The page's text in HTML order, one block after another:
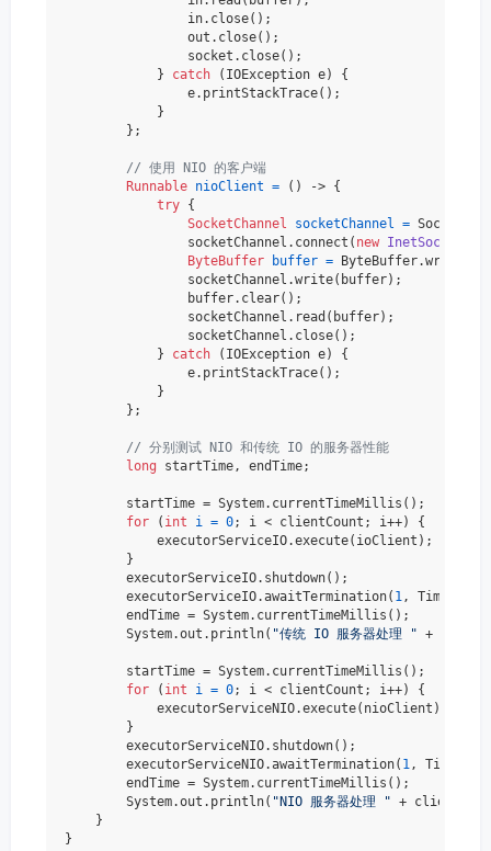
                in.close();
                out.close();
                socket.close();
            }
catch (IOException e) {
                e.printStackTrace();
            }
        };
// 使用 NIO 的客户端
Runnable nioClient = () -> {
try {
SocketChannel
socketChannel =
                socketChannel.connect(
new
ByteBuffer
buffer = ByteBuffer.wrap(
                socketChannel.write(buffer);
                buffer.clear();
                socketChannel.read(buffer);
                socketChannel.close();
            }
catch (IOException e) {
                e.printStackTrace();
            }
        };
// 分别测试 NIO 和传统 IO 的服务器性能
long startTime, endTime;
        startTime = System.currentTimeMillis();
for ( int i = 0; i < clientCount; i++) {
            executorServiceIO.execute(ioClient);
        }
        executorServiceIO.shutdown();
        executorServiceIO.awaitTermination(
1,
        endTime = System.currentTimeMillis();
        System.out.println(
"传统 IO 服务器处理 " +
        startTime = System.currentTimeMillis();
for ( int i = 0; i < clientCount; i++) {
            executorServiceNIO.execute(nioClient);
        }
        executorServiceNIO.shutdown();
        executorServiceNIO.awaitTermination(
1,
        endTime = System.currentTimeMillis();
        System.out.println(
"NIO 服务器处理 " +
    }